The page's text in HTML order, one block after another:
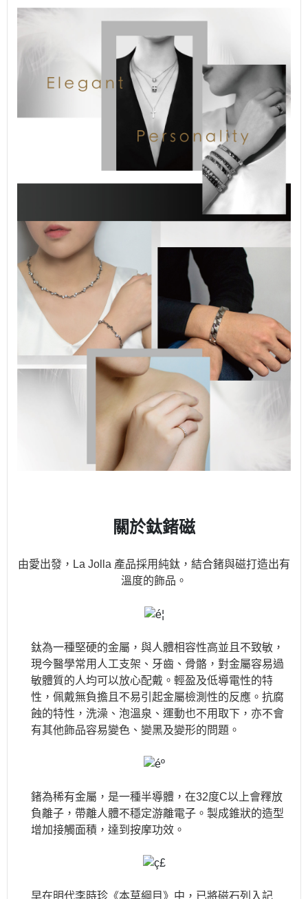
關於鈦鍺磁
由愛出發，La Jolla 產品採用純鈦，結合鍺與磁打造出有
溫度的飾品。
鈦為一種堅硬的金屬，與人體相容性高並且不致敏，
現今醫學常用人工支架、牙齒、骨骼，對金屬容易過
敏體質的人均可以放心配戴。輕盈及低導電性的特
性，佩戴無負擔且不易引起金屬檢測性的反應。抗腐
蝕的特性，洗澡、泡溫泉、運動也不用取下，亦不會
有其他飾品容易變色、變黑及變形的問題。
鍺為稀有金屬，是一種半導體，在32度C以上會釋放
負離子，帶離人體不穩定游離電子。製成錐狀的造型
增加接觸面積，達到按摩功效。
早在明代李時珍《本草綱目》中，已將磁石列入記